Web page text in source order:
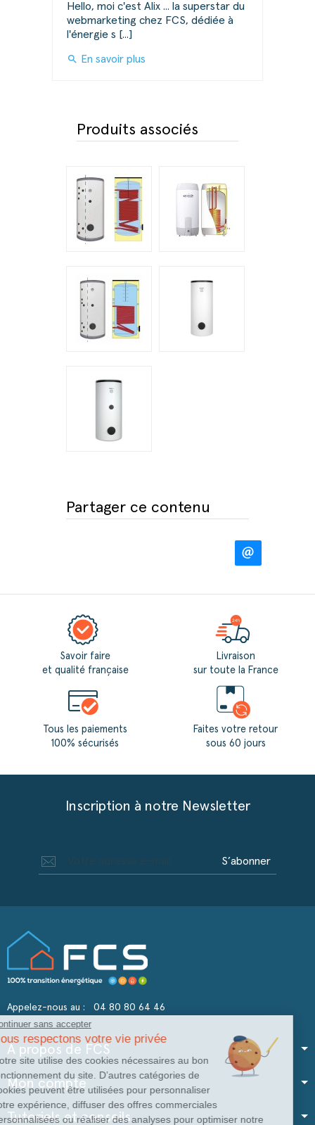
Hello, moi c'est Alix ... la superstar du
webmarketing chez FCS, dédiée à
l'énergie s [...]
search En savoir plus
Produits associés
Partager ce contenu
FACEBOOK
Savoir faire
et qualité française
Tous les paiements
100% sécurisés
Livraison
sur toute la France
Faites votre retour
sous 60 jours
Inscription à notre Newsletter
S’abonner
Appelez-nous au : 04 80 80 64 46
A propos de FCS
Mon compte
Tutoriels et conseils
Continuer sans accepter
Nous respectons votre vie privée
Notre site utilise des cookies nécessaires au bon
fonctionnement du site. D’autres catégories de
cookies peuvent être utilisées pour personnaliser
votre expérience, diffuser des offres commerciales
personnalisées ou réaliser des analyses pour optimiser notre